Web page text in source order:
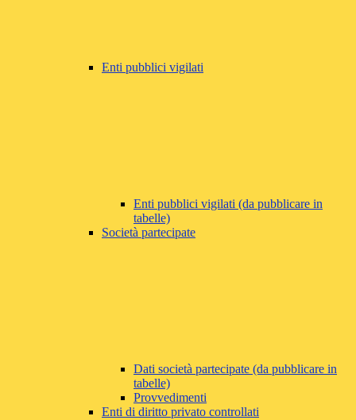
Enti pubblici vigilati
Enti pubblici vigilati (da pubblicare in
tabelle)
Società partecipate
Dati società partecipate (da pubblicare in
tabelle)
Provvedimenti
Enti di diritto privato controllati